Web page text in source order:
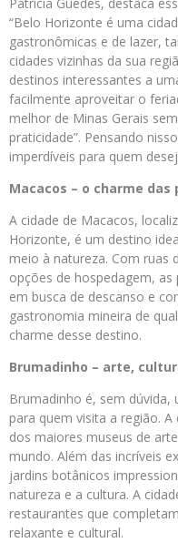
“Belo Horizonte é uma
gastronômicas e de lazer,
cidades vizinhas da sua
destinos interessantes a
facilmente aproveitar o
melhor de Minas Gerais
praticidade”. Pensando
imperdíveis para quem
Macacos – o charme
A cidade de Macacos,
Horizonte, é um destino
meio à natureza. Com ruas
opções de hospedagem,
em busca de descanso e
gastronomia mineira de
charme desse destino.
Brumadinho – arte,
Brumadinho é, sem
para quem visita a região.
dos maiores museus de
mundo. Além das incríveis
jardins botânicos
natureza e a cultura. A
restaurantes que
relaxante e cultural.